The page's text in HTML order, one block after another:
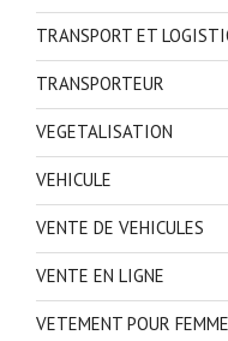
TRANSPORT ET
TRANSPORTEUR
VEGETALISATION
VEHICULE
VENTE DE VEHICULES
VENTE EN LIGNE
VETEMENT POUR FEMME